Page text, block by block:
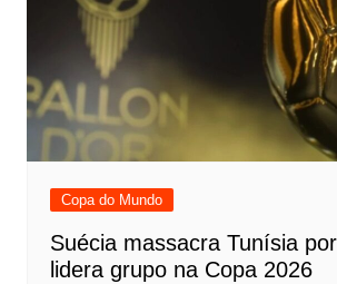
Copa do Mundo
Suécia massacra Tunísia
lidera grupo na Copa 2026